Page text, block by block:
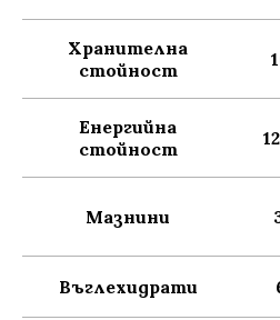
Хранителна
стойност
Енергийна
стойност
Мазнини
Въглехидрати